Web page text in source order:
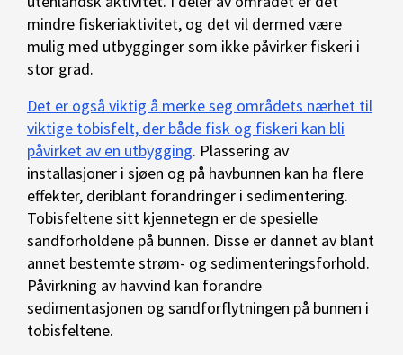
mindre fiskeriaktivitet, og det vil dermed være
mulig med utbygginger som ikke påvirker fiskeri i
stor grad.
Det er også viktig å merke seg områdets nærhet til
viktige tobisfelt, der både fisk og fiskeri kan bli
påvirket av en utbygging. Plassering av
installasjoner i sjøen og på havbunnen kan ha flere
effekter, deriblant forandringer i sedimentering.
Tobisfeltene sitt kjennetegn er de spesielle
sandforholdene på bunnen. Disse er dannet av blant
annet bestemte strøm- og sedimenteringsforhold.
Påvirkning av havvind kan forandre
sedimentasjonen og sandforflytningen på bunnen i
tobisfeltene.